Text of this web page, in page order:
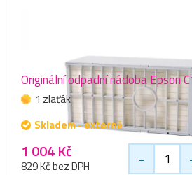
Originální odpadní nádoba Epson
1 zlaťák
Skladem - externě
1 004 Kč
829 Kč bez DPH -